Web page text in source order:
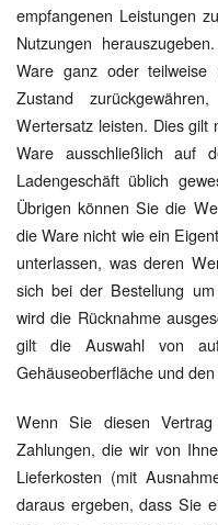
empfangenen Leistungen
Nutzungen
Ware ganz oder teilweise
Zustand
Wertersatz leisten. Dies gilt
Ware ausschließlich auf
Ladengeschäft üblich
Übrigen können Sie die
die Ware nicht wie ein
unterlassen, was deren
sich bei der Bestellung
wird die Rücknahme
gilt die Auswahl von
Gehäuseoberfläche und
Wenn Sie diesen
Zahlungen, die wir von
Lieferkosten (mit
daraus ergeben, dass Sie